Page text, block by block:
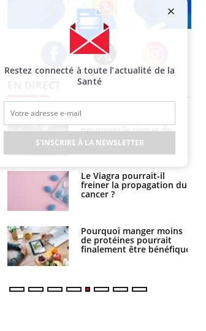
Facebook Twitter Instagram
pourquoi le risque de
noyade grimpe-t-il ?
Le Viagra pourrait-il
freiner la propagation du
cancer ?
Pourquoi manger moins
de protéines pourrait
finalement être bénéfique
que dit la science
Le smartphone nuit-il à
l'apprentissage de la
lecture ?
Mordue par une tique en
vacances, elle reste dans
le coma pendant 42 jours
Restez connecté à toute l’actualité de la
Santé
S'INSCRIRE À LA NEWSLETTER